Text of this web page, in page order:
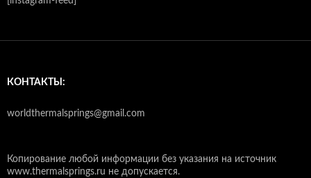
КОНТАКТЫ:
worldthermalsprings@gmail.com
Копирование любой информации без указания на источник
www.thermalsprings.ru не допускается.